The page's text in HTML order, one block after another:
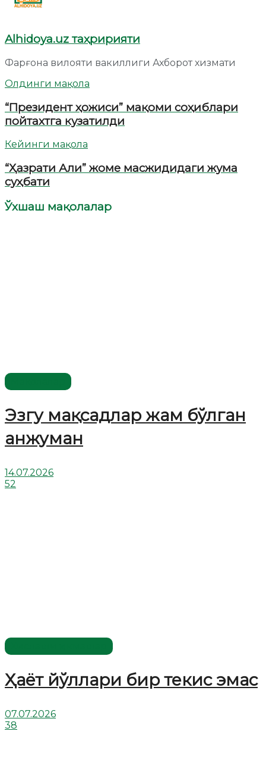
Alhidoya.uz таҳририяти
Фарғона вилояти вакиллиги Ахборот хизмати
Олдинги мақола
“Президент ҳожиси” мақоми соҳиблари
пойтахтга кузатилди
Кейинги мақола
“Ҳазрати Али” жоме масжидидаги жума
суҳбати
Ўхшаш мақолалар
Эзгу мақсадлар жам бўлган
анжуман
14.07.2026
52
Ҳаёт йўллари бир текис эмас
07.07.2026
38